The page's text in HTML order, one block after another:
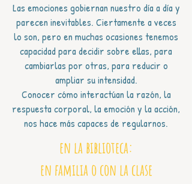
Las emociones gobiernan nuestro día a día y
parecen inevitables. Ciertamente a veces
lo son, pero en muchas ocasiones tenemos
capacidad para decidir sobre ellas, para
cambiarlas por otras, para reducir o
ampliar su intensidad.
Conocer cómo interactúan la razón, la
respuesta corporal, la emoción y la acción,
nos hace más capaces de regularnos.
en la biblioteca:
en familia o con la clase